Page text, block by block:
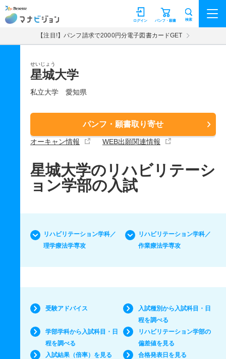
マナビジョン パンフ・願書
ログイン 検索
【注目!】パンフ請求で2000円分電子図書カードGET
せいじょう
星城大学
私立大学 愛知県
パンフ・願書取り寄せ
オーキャン情報 WEB出願関連情報
星城大学のリハビリテーシ
ョン学部の入試
リハビリテーション学科／
理学療法学専攻
リハビリテーション学科／
作業療法学専攻
受験アドバイス
入試種別から入試科目・日
程を調べる
学部学科から入試科目・日
程を調べる
リハビリテーション学部の
偏差値を見る
入試結果（倍率）を見る
合格発表日を見る